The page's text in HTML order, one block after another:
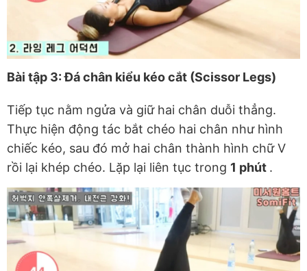
Bài tập 3: Đá chân kiểu kéo cắt (Scissor Legs)
Tiếp tục nằm ngửa và giữ hai chân duỗi thẳng.
Thực hiện động tác bắt chéo hai chân như hình
chiếc kéo, sau đó mở hai chân thành hình chữ V
rồi lại khép chéo. Lặp lại liên tục trong 1 phút .